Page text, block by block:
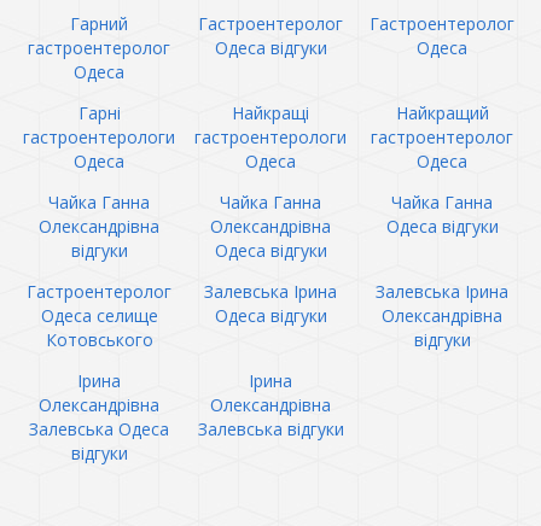
Гарний
гастроентеролог
Одеса
Гастроентеролог
Одеса відгуки
Гастроентеролог
Одеса
Гарні
гастроентерологи
Одеса
Найкращі
гастроентерологи
Одеса
Найкращий
гастроентеролог
Одеса
Чайка Ганна
Олександрівна
відгуки
Чайка Ганна
Олександрівна
Одеса відгуки
Чайка Ганна
Одеса відгуки
Гастроентеролог
Одеса селище
Котовського
Залевська Ірина
Одеса відгуки
Залевська Ірина
Олександрівна
відгуки
Ірина
Олександрівна
Залевська Одеса
відгуки
Ірина
Олександрівна
Залевська відгуки